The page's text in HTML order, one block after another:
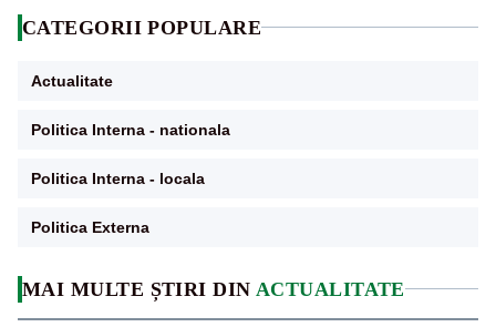
MAI MULTE ȘTIRI DIN ACTUALITATE
CATEGORII POPULARE
Actualitate
Politica Interna - nationala
Politica Interna - locala
Politica Externa